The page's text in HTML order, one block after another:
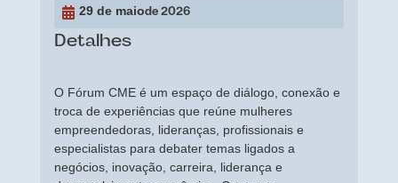
29 de maiode 2026
Detalhes
O Fórum CME é um espaço de diálogo, conexão e
troca de experiências que reúne mulheres
empreendedoras, lideranças, profissionais e
especialistas para debater temas ligados a
negócios, inovação, carreira, liderança e